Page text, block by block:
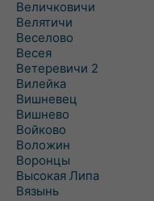
Величковичи
Велятичи
Веселово
Весея
Ветеревичи 2
Вилейка
Вишневец
Вишнево
Войково
Воложин
Воронцы
Высокая Липа
Вязынь